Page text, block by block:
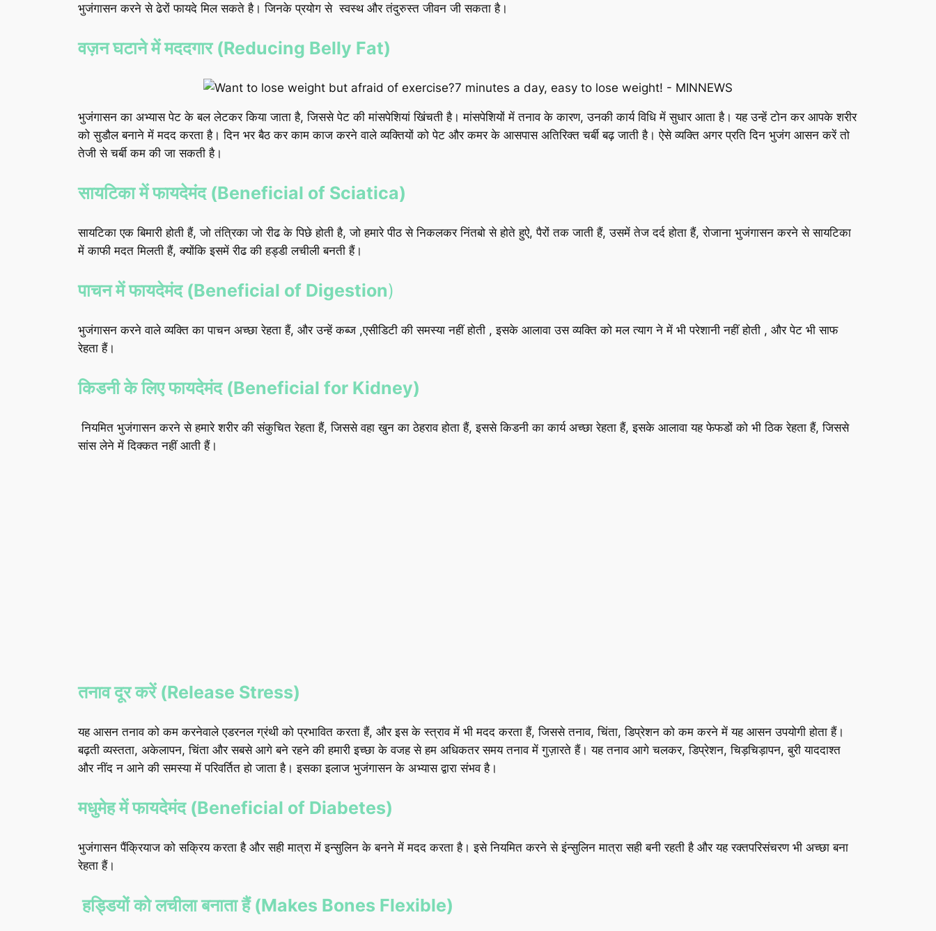
भुजंगासन करने से ढेरों फायदे मिल सकते है। जिनके प्रयोग से स्वस्थ और तंदुरुस्त जीवन जी सकता है।
वज़न घटाने में मददगार (Reducing Belly Fat)
भुजंगासन का अभ्यास पेट के बल लेटकर किया जाता है, जिससे पेट की मांसपेशियां खिंचती है। मांसपेशियों में तनाव के कारण, उनकी कार्य विधि में सुधार आता है। यह उन्हें टोन कर आपके शरीर
को सुडौल बनाने में मदद करता है। दिन भर बैठ कर काम काज करने वाले व्यक्तियों को पेट और कमर के आसपास अतिरिक्त चर्बी बढ़ जाती है। ऐसे व्यक्ति अगर प्रति दिन भुजंग आसन करें तो
तेजी से चर्बी कम की जा सकती है।
सायटिका में फायदेमंद (Beneficial of Sciatica)
सायटिका एक बिमारी होती हैं, जो तंत्रिका जो रीढ के पिछे होती है, जो हमारे पीठ से निकलकर निंतबो से होते हुऐ, पैरों तक जाती हैं, उसमें तेज दर्द होता हैं, रोजाना भुजंगासन करने से सायटिका
में काफी मदत मिलती हैं, क्योंकि इसमें रीढ की हड्डी लचीली बनती हैं।
पाचन में फायदेमंद (Beneficial of Digestion)
भुजंगासन करने वाले व्यक्ति का पाचन अच्छा रेहता हैं, और उन्हें कब्ज ,एसीडिटी की समस्या नहीं होती , इसके आलावा उस व्यक्ति को मल त्याग ने में भी परेशानी नहीं होती , और पेट भी साफ
रेहता हैं।
किडनी के लिए फायदेमंद (Beneficial for Kidney)
नियमित भुजंगासन करने से हमारे शरीर की संकुचित रेहता हैं, जिससे वहा खुन का ठेहराव होता हैं, इससे किडनी का कार्य अच्छा रेहता हैं, इसके आलावा यह फेफडों को भी ठिक रेहता हैं, जिससे
सांस लेने में दिक्कत नहीं आती हैं।
तनाव दूर करें (Release Stress)
यह आसन तनाव को कम करनेवाले एडरनल ग्रंथी को प्रभावित करता हैं, और इस के स्त्राव में भी मदद करता हैं, जिससे तनाव, चिंता, डिप्रेशन को कम करने में यह आसन उपयोगी होता हैं।
बढ़ती व्यस्तता, अकेलापन, चिंता और सबसे आगे बने रहने की हमारी इच्छा के वजह से हम अधिकतर समय तनाव में गुज़ारते हैं। यह तनाव आगे चलकर, डिप्रेशन, चिड़चिड़ापन, बुरी याददाश्त
और नींद न आने की समस्या में परिवर्तित हो जाता है। इसका इलाज भुजंगासन के अभ्यास द्वारा संभव है।
मधुमेह में फायदेमंद (Beneficial of Diabetes)
भुजंगासन पैंक्रियाज को सक्रिय करता है और सही मात्रा में इन्सुलिन के बनने में मदद करता है। इसे नियमित करने से इंन्सुलिन मात्रा सही बनी रहती है और यह रक्तपरिसंचरण भी अच्छा बना
रेहता हैं।
हड्डियों को लचीला बनाता हैं (Makes Bones Flexible)